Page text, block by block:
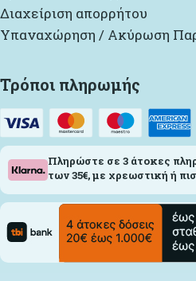
Διαχείριση απορρήτου
Υπαναχώρηση / Ακύρωση
Τρόποι πληρωμής
Πληρώστε σε 3 άτοκες
των 35€, με χρεωστική ή